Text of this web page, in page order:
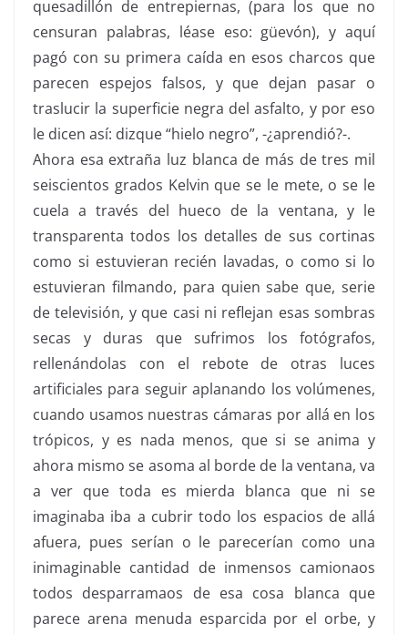
quesadillón de entrepiernas, (para los que no
censuran palabras, léase eso: güevón), y aquí
pagó con su primera caída en esos charcos que
parecen espejos falsos, y que dejan pasar o
traslucir la superficie negra del asfalto, y por eso
le dicen así: dizque “hielo negro”, -¿aprendió?-.
Ahora esa extraña luz blanca de más de tres mil
seiscientos grados Kelvin que se le mete, o se le
cuela a través del hueco de la ventana, y le
transparenta todos los detalles de sus cortinas
como si estuvieran recién lavadas, o como si lo
estuvieran filmando, para quien sabe que, serie
de televisión, y que casi ni reflejan esas sombras
secas y duras que sufrimos los fotógrafos,
rellenándolas con el rebote de otras luces
artificiales para seguir aplanando los volúmenes,
cuando usamos nuestras cámaras por allá en los
trópicos, y es nada menos, que si se anima y
ahora mismo se asoma al borde de la ventana, va
a ver que toda es mierda blanca que ni se
imaginaba iba a cubrir todo los espacios de allá
afuera, pues serían o le parecerían como una
inimaginable cantidad de inmensos camionaos
todos desparramaos de esa cosa blanca que
parece arena menuda esparcida por el orbe, y